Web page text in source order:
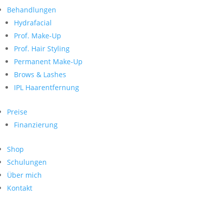
Behandlungen
Hydrafacial
Prof. Make-Up
Prof. Hair Styling
Permanent Make-Up
Brows & Lashes
IPL Haarentfernung
Preise
Finanzierung
Shop
Schulungen
Über mich
Kontakt
nach:
Neueste Kommentare
Archiv
Kategorien
Keine Kategorien
Meta
Anmelden
Feed der Einträge
WordPress.org
Search
nach:
Archive
Kontakt
Impressum
Datenschutz